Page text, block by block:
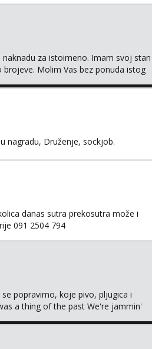
za istoimeno. Imam svoj stan
Molim Vas bez ponuda istog
nagradu, Druženje, sockjob.
danas sutra prekosutra može i
091 2504 794
popravimo, koje pivo, pljugica i
a thing of the past We're jammin'